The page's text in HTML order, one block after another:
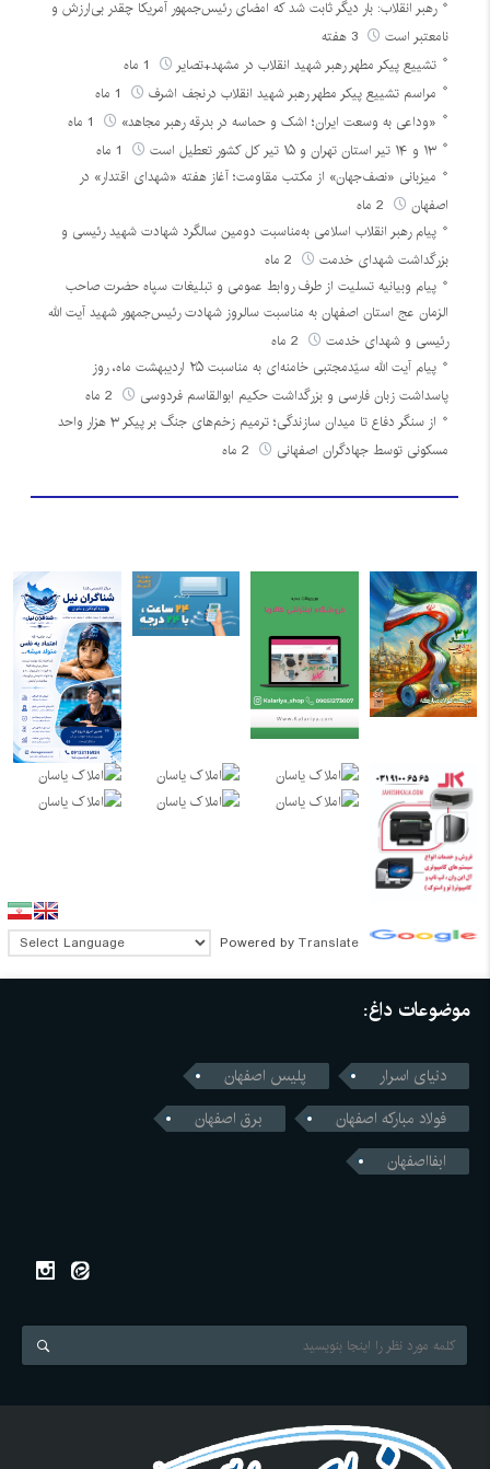
رهبر انقلاب: بار دیگر ثابت شد که امضای رئیس‌جمهور آمریکا چقدر بی‌ارزش و
نامعتبر است
3 هفته
تشییع پیکر مطهر رهبر شهید انقلاب در مشهد+تصایر
مراسم تشییع پیکر مطهر رهبر شهید انقلاب درنجف اشرف
«وداعی به وسعت ایران؛ اشک و حماسه در بدرقه رهبر مجاهد»
۱۳ و ۱۴ تیر استان تهران و ۱۵ تیر کل کشور تعطیل است
میزبانی «نصف‌جهان» از مکتب مقاومت؛ آغاز هفته «شهدای اقتدار» در
اصفهان
پیام رهبر انقلاب اسلامی به‌مناسبت دومین سالگرد شهادت شهید رئیسی و
بزرگداشت شهدای خدمت
پیام وبیانیه تسلیت از طرف روابط عمومی و تبلیغات سپاه حضرت صاحب
الزمان عج استان اصفهان به مناسبت سالروز شهادت رئیس‌جمهور شهید آیت الله
رئیسی و شهدای خدمت
پیام آیت الله سیّدمجتبی خامنه‌ای به مناسبت ۲۵ اردیبهشت ماه، روز
پاسداشت زبان فارسی و بزرگداشت حکیم ابوالقاسم فردوسی
از سنگر دفاع تا میدان سازندگی؛ ترمیم زخم‌های جنگ بر پیکر ۳ هزار واحد
مسکونی توسط جهادگران اصفهانی
Powered by Translate
موضوعات داغ:
دنیای اسرار
پلیس اصفهان
فولاد مبارکه اصفهان
برق اصفهان
ابفااصفهان